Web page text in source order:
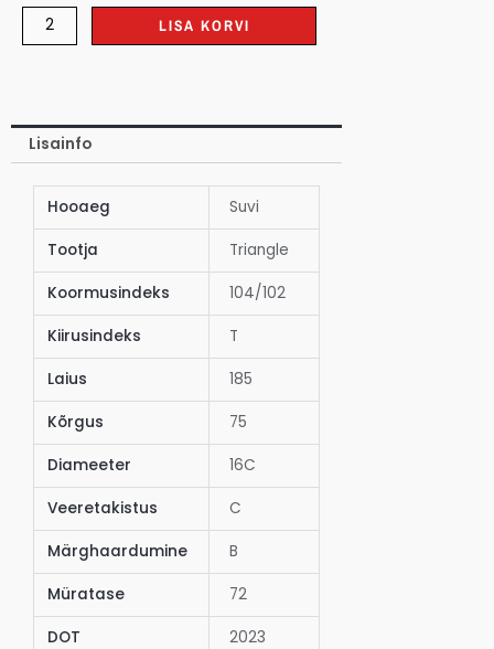
LISA KORVI
Lisainfo
Hooaeg Suvi
Tootja Triangle
Koormusindeks 104/102
Kiirusindeks T
Laius 185
Kõrgus 75
Diameeter 16C
Veeretakistus C
Märghaardumine B
Müratase 72
DOT 2023